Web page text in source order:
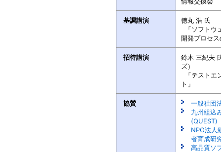
基調講演
徳丸 浩 氏
「ソフトウ
開発プロセ
招待講演
鈴木 三紀夫
ズ）
「テストエ
ト」
協賛
一般社団
九州組込
(QUEST)
NPO法人
者育成研
高品質ソ